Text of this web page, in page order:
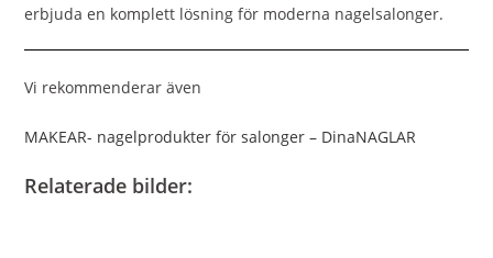
erbjuda en komplett lösning för moderna nagelsalonger.
Vi rekommenderar även
MAKEAR- nagelprodukter för salonger – DinaNAGLAR
Relaterade bilder: